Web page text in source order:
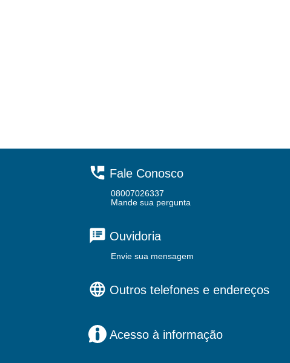
Fale Conosco
08007026337
Mande sua pergunta
Ouvidoria
Envie sua mensagem
Outros telefones e endereços
Acesso à informação